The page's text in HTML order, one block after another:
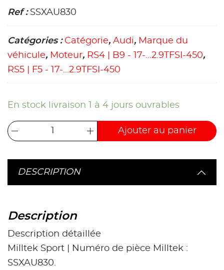
Ref : SSXAU830
Catégories : Catégorie, Audi, Marque du
véhicule, Moteur, RS4 | B9 - 17-...2.9TFSI-450,
RS5 | F5 - 17-...2.9TFSI-450
En stock livraison 1 à 4 jours ouvrables
Ajouter au panier
DESCRIPTION
Description
Description détaillée
Milltek Sport | Numéro de pièce Milltek :
SSXAU830.